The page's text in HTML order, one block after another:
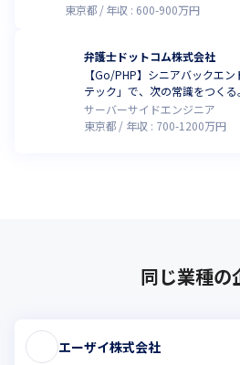
東京都
年収 : 600-900万円
弁護士ドットコム株式会社
【Go/PHP】シニアバックエ
テック」で、次の常識をつく
サーバーサイドエンジニア
東京都
年収 : 700-1200万円
同じ業種の
エーザイ株式会社